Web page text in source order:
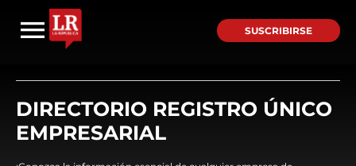
SUSCRIBIRSE
DIRECTORIO REGISTRO ÚNICO
EMPRESARIAL